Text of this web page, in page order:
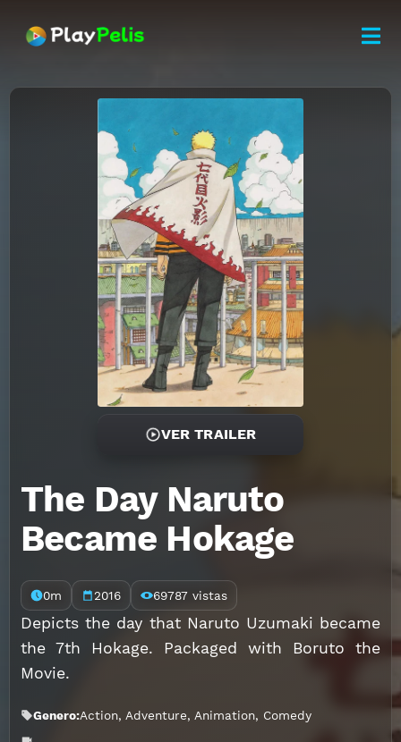
VER TRAILER
The Day Naruto
Became Hokage
0m 2016 69787 vistas
Depicts the day that Naruto Uzumaki became
the 7th Hokage. Packaged with Boruto the
Movie.
Genero:Action, Adventure, Animation, Comedy